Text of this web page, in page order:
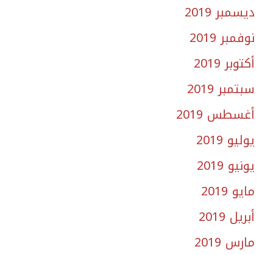
ديسمبر 2019
نوفمبر 2019
أكتوبر 2019
سبتمبر 2019
أغسطس 2019
يوليو 2019
يونيو 2019
مايو 2019
أبريل 2019
مارس 2019